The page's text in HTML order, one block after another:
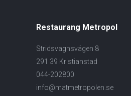
Restaurang Metropol
Stridsvagnsvägen 8
291 39 Kristianstad
044-202800
info@matmetropolen.se